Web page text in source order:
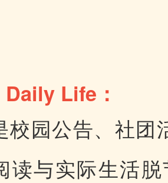
Life：
校园公告、社团
读与实际生活